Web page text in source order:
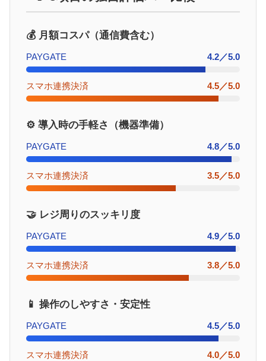
💰 月額コスパ（通信費含む）
PAYGATE 4.2／5.0
スマホ連携決済 4.5／5.0
⚙️ 導入時の手軽さ（機器準備）
PAYGATE 4.8／5.0
スマホ連携決済 3.5／5.0
🤝 レジ周りのスッキリ度
PAYGATE 4.9／5.0
スマホ連携決済 3.8／5.0
📱 操作のしやすさ・安定性
PAYGATE 4.5／5.0
スマホ連携決済 4.0／5.0